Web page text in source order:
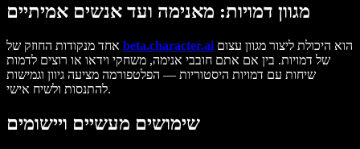
מגוון דמויות: מאנימה ועד אנשים אמיתיים
beta.character.ai
של דמויות. בין אם אתם חובבי אנימה, משחקי וידאו או רוצים לדמות
שיחות עם דמויות היסטוריות — הפלטפורמה מציעה גיוון וגמישות
להתנסות ולשיח אישי.
שימושים מעשיים ויישומים